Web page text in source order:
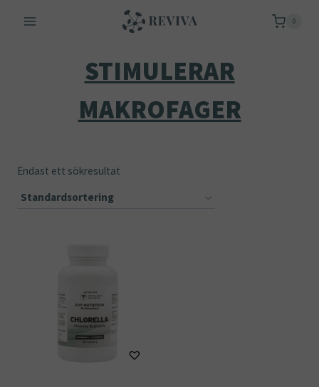
0
STIMULERAR
MAKROFAGER
Endast ett sökresultat